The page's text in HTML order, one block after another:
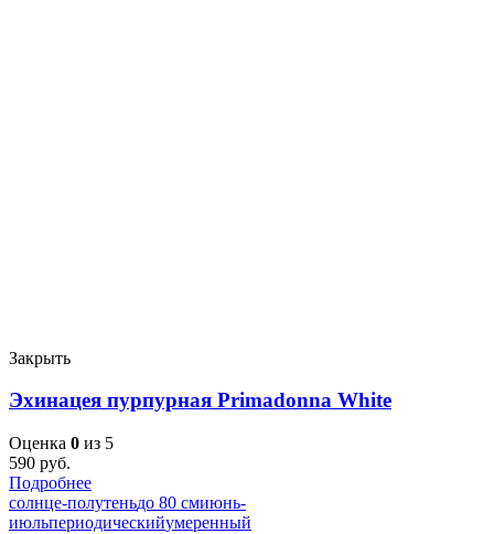
Закрыть
Эхинацея пурпурная Primadonna White
Оценка 0 из 5
590 руб.
Подробнее
солнце-полутеньдо 80 смиюнь-
июльпериодическийумеренный